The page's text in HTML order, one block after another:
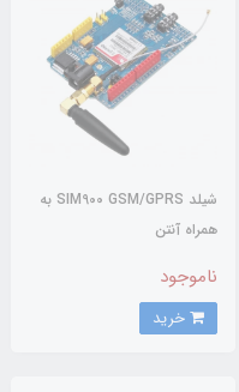
شیلد SIM900 GSM/GPRS به
همراه آنتن
ناموجود